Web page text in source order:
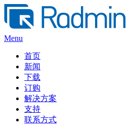
Skip
content
Menu
首页
新闻
下载
订购
解决方案
支持
联系方式